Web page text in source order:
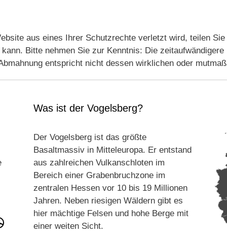
aus eines Ihrer Schutzrechte verletzt wird, teilen
Bitte nehmen Sie zur Kenntnis: Die
entspricht nicht dessen wirklichen oder
Was ist der Vogelsberg?
Der Vogelsberg ist das größte
Basaltmassiv in Mitteleuropa. Er entstand
aus zahlreichen Vulkanschloten im
Bereich einer Grabenbruchzone im
zentralen Hessen vor 10 bis 19 Millionen
Jahren. Neben riesigen Wäldern gibt es
hier mächtige Felsen und hohe Berge mit
einer weiten Sicht.